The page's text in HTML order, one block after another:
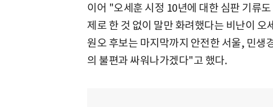
이어 "오세훈 시정 10년에 대한 심판 기류
제로 한 것 없이 말만 화려했다는 비난이
원오 후보는 마지막까지 안전한 서울, 민생
의 불편과 싸워나가겠다"고 했다.